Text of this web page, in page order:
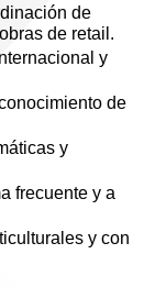
de
de retail.
y
de
y
frecuente y a
y con